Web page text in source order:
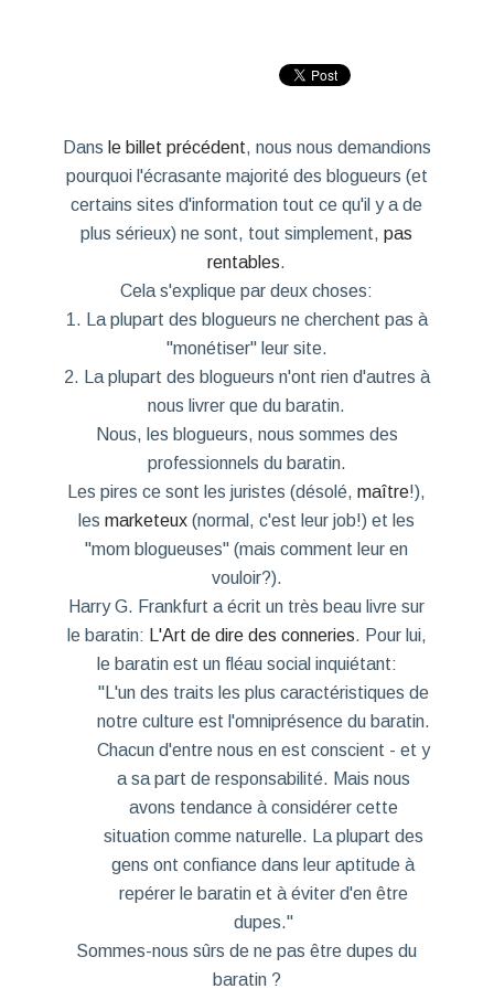
Dans le billet précédent, nous nous demandions
pourquoi l'écrasante majorité des blogueurs (et
certains sites d'information tout ce qu'il y a de
plus sérieux) ne sont, tout simplement,pas
rentables.
Cela s'explique par deux choses:
1. La plupart des blogueurs ne cherchent pas à
"monétiser" leur site.
2. La plupart des blogueurs n'ont rien d'autres à
nous livrer que du baratin.
Nous, les blogueurs, nous sommes des
professionnels du baratin.
Les pires ce sont les juristes (désolé,maître!),
lesmarketeux (normal, c'est leur job!) et les
"mom blogueuses" (mais comment leur en
vouloir?).
Harry G. Frankfurt a écrit un très beau livre sur
le baratin:
L'Art de dire des conneries. Pour lui,
le baratin est un fléau social inquiétant:
"L'un des traits les plus caractéristiques de
notre culture est l'omniprésence du baratin.
Chacun d'entre nous en est conscient - et y
a sa part de responsabilité. Mais nous
avons tendance à considérer cette
situation comme naturelle. La plupart des
gens ont confiance dans leur aptitude à
repérer le baratin et à éviter d'en être
dupes."
Sommes-nous sûrs de ne pas être dupes du
baratin ?